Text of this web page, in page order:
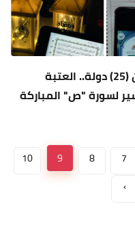
بمشاركة أكثر من (1000) طالب من (25) دولة.. العتبة
لسورة "ص" المباركة
7
8
9
10
›